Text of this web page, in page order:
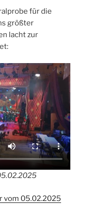
für die
größter
lacht zur
vom 05.02.2025